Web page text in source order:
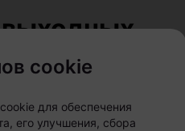
cookie
для обеспечения
его улучшения, сбора